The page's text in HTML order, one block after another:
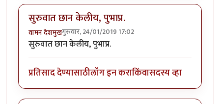
सुरुवात छान केलीय, पुभाप्र.
वामन देशमुखगुरुवार, 24/01/2019 17:02
सुरुवात छान केलीय, पुभाप्र.
प्रतिसाद देण्यासाठीलॉग इन कराकिंवासदस्य व्हा